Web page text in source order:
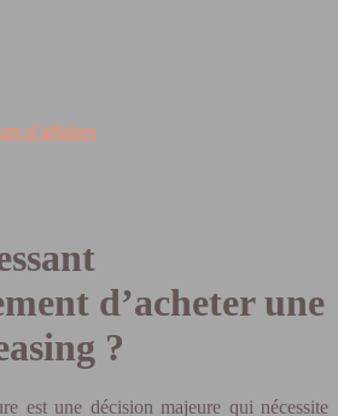
d’affaires
d’acheter une
?